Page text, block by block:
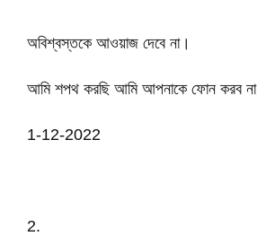
অবিশ্বস্তকে আওয়াজ দেবে না।
আমি শপথ করছি আমি আপনাকে ফোন করব না
1-12-2022
2.